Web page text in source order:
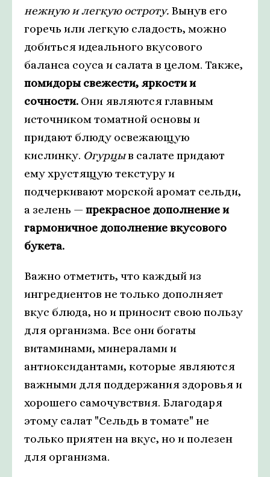
нежную и легкую остроту. Вынув его
горечь или легкую сладость, можно
добиться идеального вкусового
баланса соуса и салата в целом. Также,
помидоры свежести, яркости и
сочности. Они являются главным
источником томатной основы и
придают блюду освежающую
кислинку. Огурцыв салате придают
ему хрустящую текстуру и
подчеркивают морской аромат сельди,
а зелень —прекрасное дополнение и
гармоничное дополнение вкусового
букета.
Важно отметить, что каждый из
ингредиентов не только дополняет
вкус блюда, но и приносит свою пользу
для организма. Все они богаты
витаминами, минералами и
антиоксидантами, которые являются
важными для поддержания здоровья и
хорошего самочувствия. Благодаря
этому салат "Сельдь в томате" не
только приятен на вкус, но и полезен
для организма.